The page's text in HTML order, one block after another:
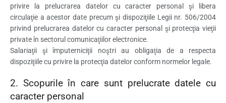
privire la prelucrarea datelor cu caracter personal şi libera
circulaţie a acestor date precum şi dispoziţiile Legii nr. 506/2004
privind prelucrarea datelor cu caracter personal şi protecţia vieţii
private în sectorul comunicaţiilor electronice.
Salariaţii şi împuterniciţii noştri au obligaţia de a respecta
dispoziţiile cu privire la protecţia datelor conform normelor legale.
2. Scopurile în care sunt prelucrate datele cu
caracter personal